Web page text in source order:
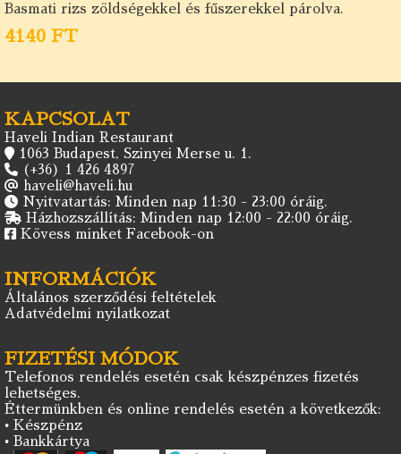
Basmati rizs zöldségekkel és fűszerekkel párolva.
4140 FT
KAPCSOLAT
Haveli Indian Restaurant
1063 Budapest, Szinyei Merse u. 1.
(+36) 1 426 4897
haveli@haveli.hu
Nyitvatartás: Minden nap 11:30 - 23:00 óráig.
Házhozszállítás: Minden nap 12:00 - 22:00 óráig.
Kövess minket Facebook-on
INFORMÁCIÓK
Általános szerződési feltételek
Adatvédelmi nyilatkozat
FIZETÉSI MÓDOK
Telefonos rendelés esetén csak készpénzes fizetés
lehetséges.
Éttermünkben és online rendelés esetén a következők:
• Készpénz
• Bankkártya